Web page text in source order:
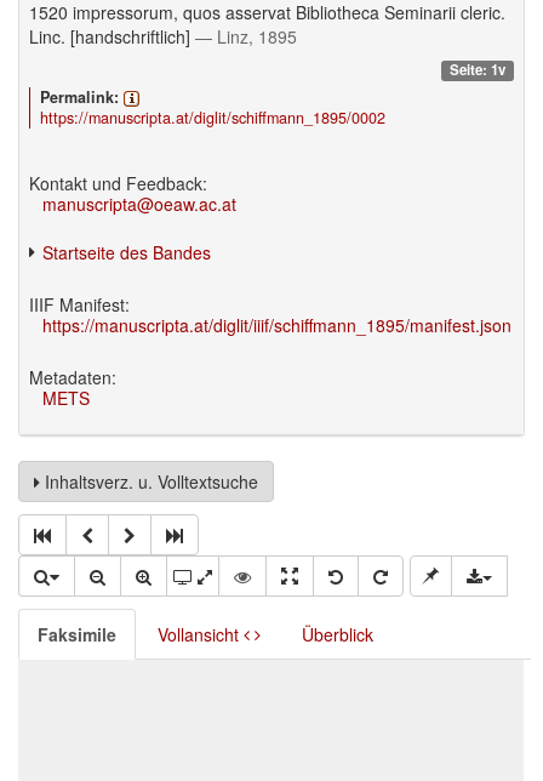
1520 impressorum, quos asservat Bibliotheca Seminarii cleric.
Linc. [handschriftlich] — Linz, 1895
Seite: 1v
Permalink:
https://manuscripta.at/diglit/schiffmann_1895/0002
Kontakt und Feedback:
manuscripta@oeaw.ac.at
Startseite des Bandes
IIIF Manifest:
https://manuscripta.at/diglit/iiif/schiffmann_1895/manifest.json
Metadaten:
METS
Inhaltsverz. u. Volltextsuche
Faksimile Vollansicht Überblick